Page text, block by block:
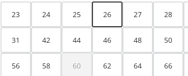
23 24 25 26 27 28
31 42 44 46 48 50
56 58 60
(Diese Option ist zurzeit nicht verfügbar.)
62 64 66